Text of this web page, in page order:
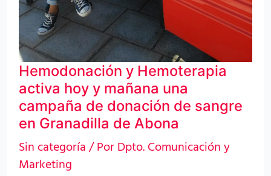
Hemodonación y Hemoterapia
activa hoy y mañana una
campaña de donación de sangre
en Granadilla de Abona
Sin categoría/ PorDpto. Comunicación y
Marketing